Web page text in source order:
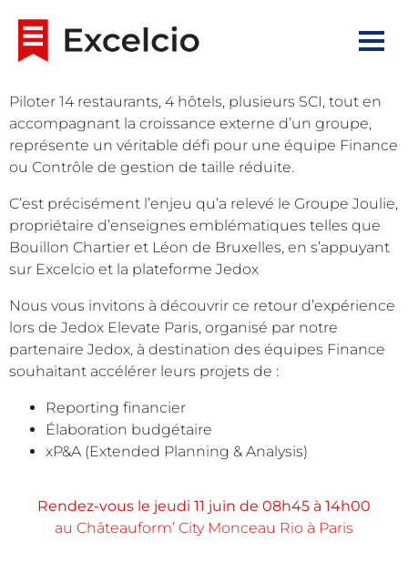
Piloter 14 restaurants, 4 hôtels, plusieurs SCI, tout en
accompagnant la croissance externe d’un groupe,
représente un véritable défi pour une équipe Finance
ou Contrôle de gestion de taille réduite.
C’est précisément l’enjeu qu’a relevé le Groupe Joulie,
propriétaire d’enseignes emblématiques telles que
Bouillon Chartier et Léon de Bruxelles, en s’appuyant
sur Excelcio et la plateforme Jedox
Nous vous invitons à découvrir ce retour d’expérience
lors de Jedox Elevate Paris, organisé par notre
partenaire Jedox, à destination des équipes Finance
souhaitant accélérer leurs projets de :
Reporting financier
Élaboration budgétaire
xP&A (Extended Planning & Analysis)
Rendez-vous le jeudi 11 juin de 08h45 à 14h00
au Châteauform’ City Monceau Rio à Paris